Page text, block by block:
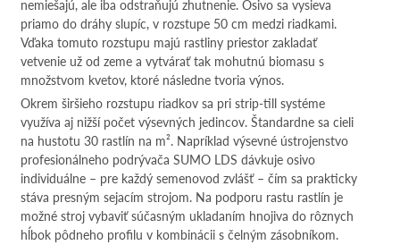
nemiešajú, ale iba odstraňujú zhutnenie. Osivo sa vysieva
priamo do dráhy slupíc, v rozstupe 50 cm medzi riadkami.
Vďaka tomuto rozstupu majú rastliny priestor zakladať
vetvenie už od zeme a vytvárať tak mohutnú biomasu s
množstvom kvetov, ktoré následne tvoria výnos.
Okrem širšieho rozstupu riadkov sa pri strip-till systéme
využíva aj nižší počet výsevných jedincov. Štandardne sa cieli
na hustotu 30 rastlín na m². Napríklad výsevné ústrojenstvo
profesionálneho podrývača SUMO LDS dávkuje osivo
individuálne – pre každý semenovod zvlášť – čím sa prakticky
stáva presným sejacím strojom. Na podporu rastu rastlín je
možné stroj vybaviť súčasným ukladaním hnojiva do rôznych
hĺbok pôdneho profilu v kombinácii s čelným zásobníkom.